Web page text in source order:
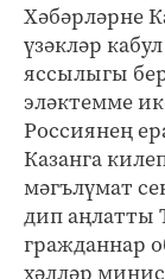
Хәбәрләрне
үзәкләр
яссылыгы
эләктемме
Россиянең
Казанга
мәгълүмат
дип аңлатты
гражданнар
хәлләр